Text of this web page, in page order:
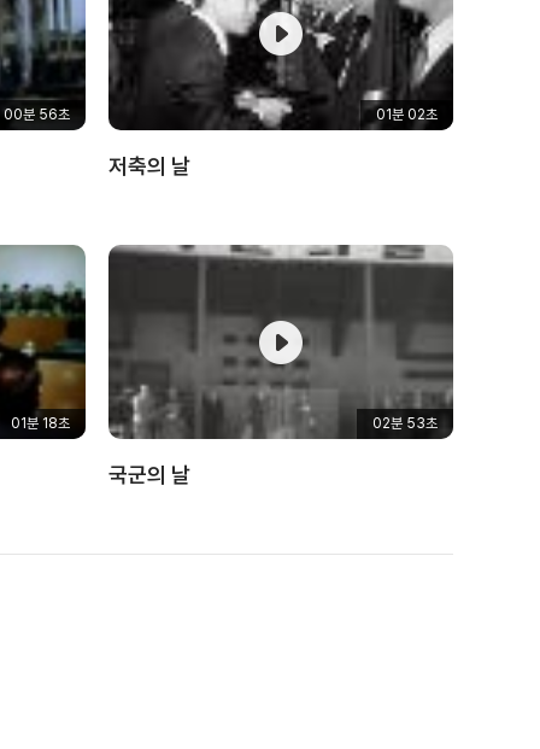
00분 56초 01분 02초
저축의 날
01분 18초 02분 53초
국군의 날